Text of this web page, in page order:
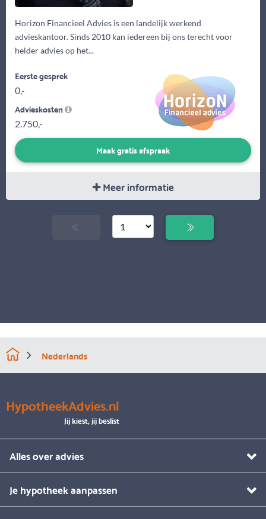
Horizon Financieel Advies is een landelijk werkend
advieskantoor. Sinds 2010 kan iedereen bij ons terecht voor
helder advies op het...
Eerste gesprek
0,-
Advieskosten
2.750,-
Maak gratis afspraak
Meer informatie
Nederlands
HypotheekAdvies.nl
Jij kiest, jij beslist
Alles over advies
Je hypotheek aanpassen